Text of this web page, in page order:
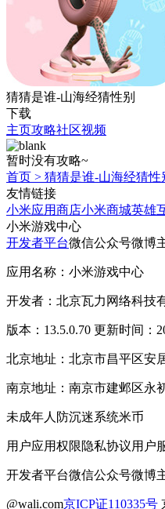
猜猜是谁-山海经猜性别
下载
主页攻略社区视频
暂时没有攻略~
首页 > 猜猜是谁-山海经猜性
友情链接
小米应用商店小米商城英雄
小米游戏中心
开发者平台微信公众号微博
应用名称：小米游戏中心
开发者：北京瓦力网络科技
版本：13.5.0.70 更新时间：
北京地址：北京市昌平区安
南京地址：南京市建邺区永
未成年人防沉迷系统米币
用户应用权限隐私协议用户
开发者平台微信公众号微博
@wali.com京ICP证110335号